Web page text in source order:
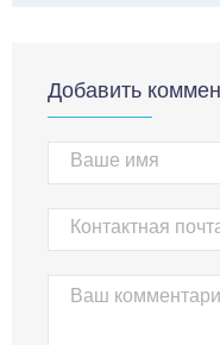
Добавить